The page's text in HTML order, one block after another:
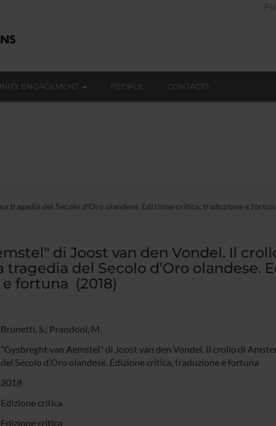
ENGAGEMENT PEOPLE CONTACTS
tragedia del Secolo d’Oro olandese. Edizione critica, traduzione e
di Joost van den Vondel. Il
del Secolo d’Oro olandese.
fortuna (2018)
Brunetti, S.; Prandoni, M.
"Gysbreght van Aemstel" di Joost van den Vondel. Il crollo di
del Secolo d’Oro olandese. Edizione critica, traduzione e fortuna
2018
Edizione critica
Edizione critica